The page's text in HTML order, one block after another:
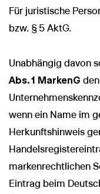
Für juristische
bzw. § 5 AktG.
Unabhängig davon
Abs. 1 MarkenG den
wenn ein Name im
Herkunftshinweis
markenrechtlichen
Eintrag beim